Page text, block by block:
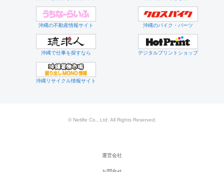
沖縄の不動産情報サイト 沖縄のバイク・パーツ
沖縄で仕事を探すなら デジタルプリントショップ
沖縄リサイクル情報サイト
© Netlife Co., Ltd. All Rights Reserved.
運営会社